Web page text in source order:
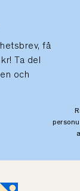
få
Ta del
och